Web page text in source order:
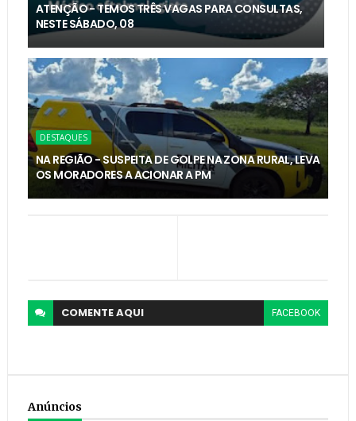
ATENÇÃO - TEMOS TRÊS VAGAS PARA CONSULTAS,
NESTE SÁBADO, 08
DESTAQUES
NA REGIÃO - SUSPEITA DE GOLPE NA ZONA RURAL, LEVA
OS MORADORES A ACIONAR A PM
COMENTEAQUI FACEBOOK
Anúncios